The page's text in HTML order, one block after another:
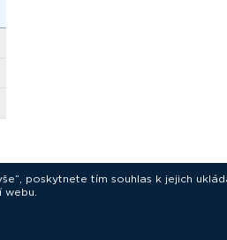
poskytnete tím souhlas k jejich
webu.